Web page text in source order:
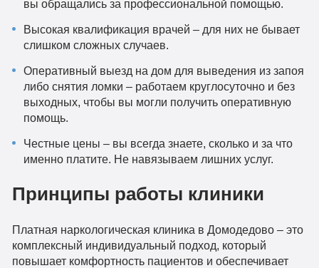
вы обращались за профессиональной помощью.
Высокая квалификация врачей – для них не бывает
слишком сложных случаев.
Оперативный выезд на дом для выведения из запоя
либо снятия ломки – работаем круглосуточно и без
выходных, чтобы вы могли получить оперативную
помощь.
Честные цены – вы всегда знаете, сколько и за что
именно платите. Не навязываем лишних услуг.
Принципы работы клиники
Платная наркологическая клиника в Домодедово – это
комплексный индивидуальный подход, который
повышает комфортность пациентов и обеспечивает